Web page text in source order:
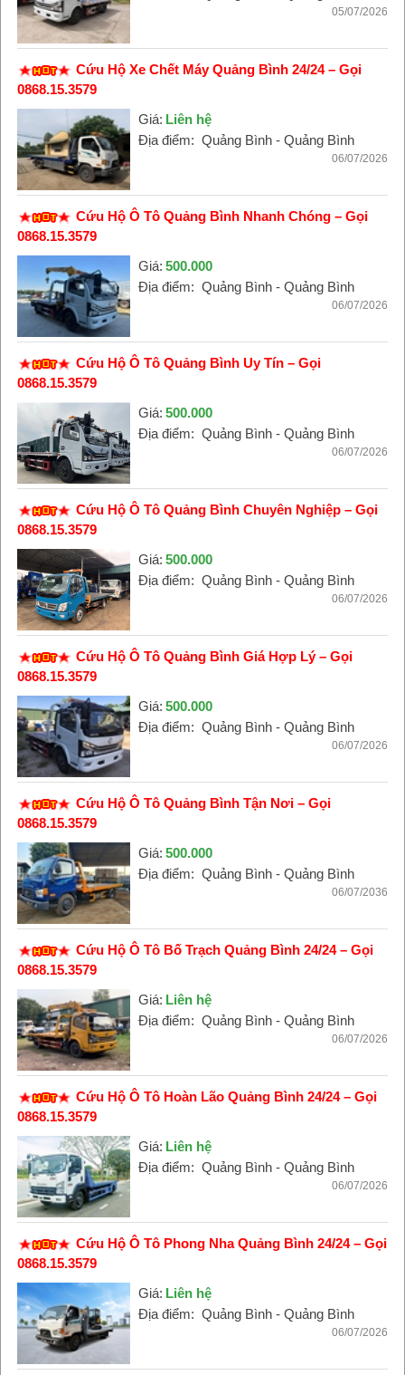
05/07/2026
Cứu Hộ Xe Chết Máy Quảng Bình 24/24 – Gọi
0868.15.3579
Giá: Liên hệ
Địa điểm: Quảng Bình - Quảng Bình
06/07/2026
Cứu Hộ Ô Tô Quảng Bình Nhanh Chóng – Gọi
0868.15.3579
Giá: 500.000
Địa điểm: Quảng Bình - Quảng Bình
06/07/2026
Cứu Hộ Ô Tô Quảng Bình Uy Tín – Gọi
0868.15.3579
Giá: 500.000
Địa điểm: Quảng Bình - Quảng Bình
06/07/2026
Cứu Hộ Ô Tô Quảng Bình Chuyên Nghiệp – Gọi
0868.15.3579
Giá: 500.000
Địa điểm: Quảng Bình - Quảng Bình
06/07/2026
Cứu Hộ Ô Tô Quảng Bình Giá Hợp Lý – Gọi
0868.15.3579
Giá: 500.000
Địa điểm: Quảng Bình - Quảng Bình
06/07/2026
Cứu Hộ Ô Tô Quảng Bình Tận Nơi – Gọi
0868.15.3579
Giá: 500.000
Địa điểm: Quảng Bình - Quảng Bình
06/07/2036
Cứu Hộ Ô Tô Bố Trạch Quảng Bình 24/24 – Gọi
0868.15.3579
Giá: Liên hệ
Địa điểm: Quảng Bình - Quảng Bình
06/07/2026
Cứu Hộ Ô Tô Hoàn Lão Quảng Bình 24/24 – Gọi
0868.15.3579
Giá: Liên hệ
Địa điểm: Quảng Bình - Quảng Bình
06/07/2026
Cứu Hộ Ô Tô Phong Nha Quảng Bình 24/24 – Gọi
0868.15.3579
Giá: Liên hệ
Địa điểm: Quảng Bình - Quảng Bình
06/07/2026